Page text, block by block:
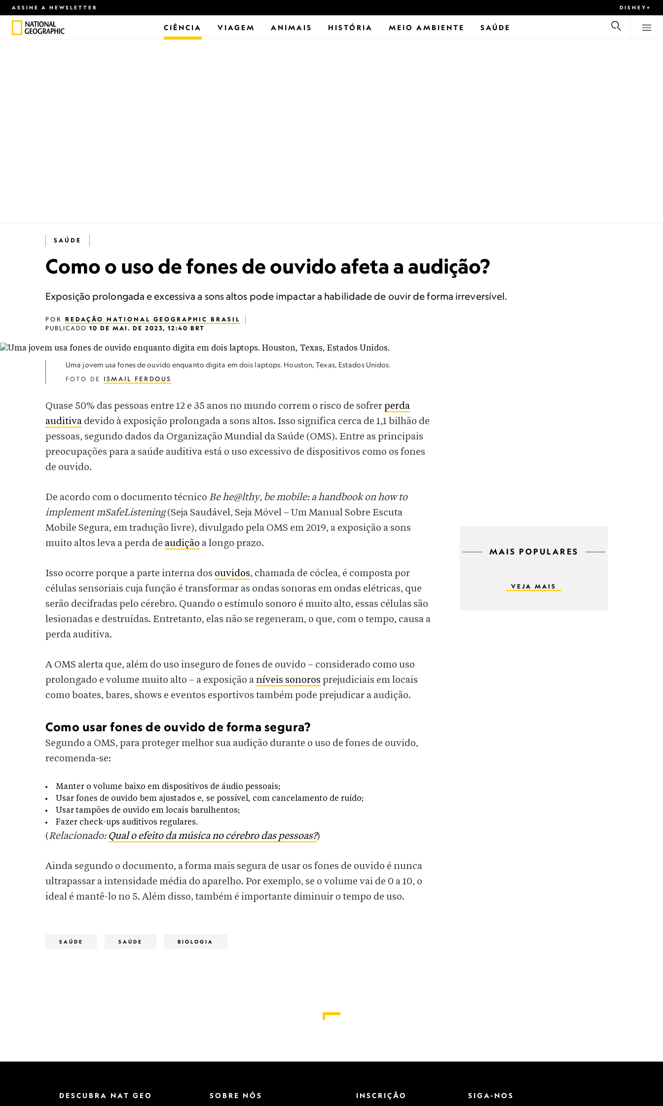
ASSINE A NEWSLETTER DISNEY+
CIÊNCIA VIAGEM ANIMAIS HISTÓRIA MEIO AMBIENTE SAÚDE
SAÚDE
Como o uso de fones de ouvido afeta a audição?
Exposição prolongada e excessiva a sons altos pode impactar a habilidade de ouvir de forma irreversível.
POR REDAÇÃO NATIONAL GEOGRAPHIC BRASIL
PUBLICADO 10 DE MAI. DE 2023, 12:40 BRT
Uma jovem usa fones de ouvido enquanto digita em dois laptops. Houston, Texas, Estados Unidos.
FOTO DE ISMAIL FERDOUS
Quase 50% das pessoas entre 12 e 35 anos no mundo correm o risco de sofrer perda
auditiva devido à exposição prolongada a sons altos. Isso significa cerca de 1,1 bilhão de
pessoas, segundo dados da Organização Mundial da Saúde (OMS). Entre as principais
preocupações para a saúde auditiva está o uso excessivo de dispositivos como os fones
de ouvido.
De acordo com o documento técnico Be he@lthy, be mobile: a handbook on how to
implement mSafeListening(Seja Saudável, Seja Móvel – Um Manual Sobre Escuta
Mobile Segura, em tradução livre), divulgado pela OMS em 2019, a exposição a sons
muito altos leva a perda de audição a longo prazo.
Isso ocorre porque a parte interna dos ouvidos, chamada de cóclea, é composta por
células sensoriais cuja função é transformar as ondas sonoras em ondas elétricas, que
serão decifradas pelo cérebro. Quando o estímulo sonoro é muito alto, essas células são
lesionadas e destruídas. Entretanto, elas não se regeneram, o que, com o tempo, causa a
perda auditiva.
A OMS alerta que, além do uso inseguro de fones de ouvido – considerado como uso
prolongado e volume muito alto – a exposição a níveis sonoros prejudiciais em locais
como boates, bares, shows e eventos esportivos também pode prejudicar a audição.
Como usar fones de ouvido de forma segura?
Segundo a OMS, para proteger melhor sua audição durante o uso de fones de ouvido,
recomenda-se:
Manter o volume baixo em dispositivos de áudio pessoais;
Usar fones de ouvido bem ajustados e, se possível, com cancelamento de ruído;
Usar tampões de ouvido em locais barulhentos;
Fazer check-ups auditivos regulares.
(Relacionado: Qual o efeito da música no cérebro das pessoas?)
Ainda segundo o documento, a forma mais segura de usar os fones de ouvido é nunca
ultrapassar a intensidade média do aparelho. Por exemplo, se o volume vai de 0 a 10, o
ideal é mantê-lo no 5. Além disso, também é importante diminuir o tempo de uso.
MAIS POPULARES
VEJA MAIS
SAÚDE SAÚDE BIOLOGIA
DESCUBRA NAT GEO SOBRE NÓS INSCRIÇÃO SIGA-NOS